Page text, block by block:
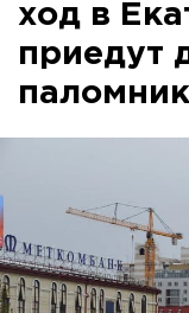
ход в
приедут